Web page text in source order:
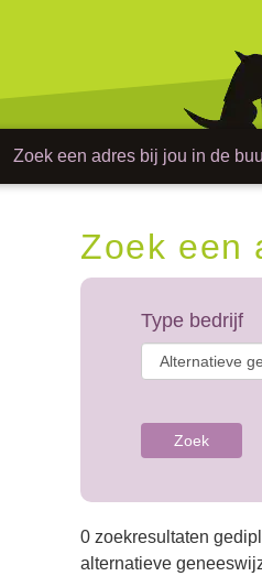
Zoek een adres bij jou in de
Zoek een
Type bedrijf
Zoek
0 zoekresultaten
alternatieve